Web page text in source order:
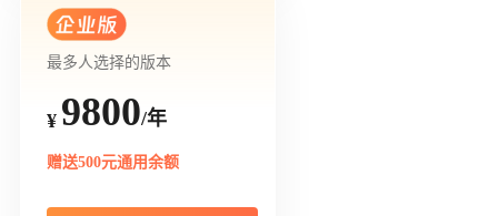
最多人选择的版本
¥ 9800/年
赠送500元通用余额